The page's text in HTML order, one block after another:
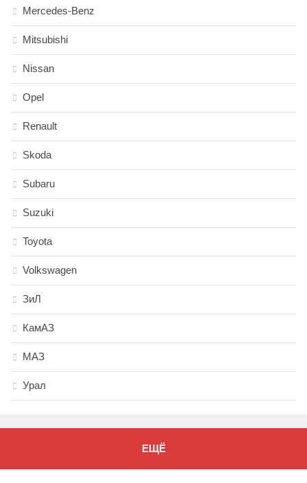
Mercedes-Benz
Mitsubishi
Nissan
Opel
Renault
Skoda
Subaru
Suzuki
Toyota
Volkswagen
ЗиЛ
КамАЗ
МАЗ
Урал
ЕЩЁ